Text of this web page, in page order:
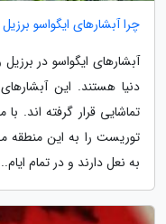
چرا آبشارهای ایگواسو
آبشارهای ایگواسو در
دنیا هستند. این
تماشایی قرار گرفته اند.
توریست را به این منطقه
به نعل دارند و در تمام